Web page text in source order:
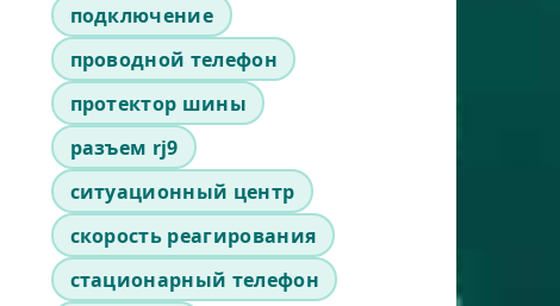
подключение
проводной телефон
протектор шины
разъем rj9
ситуационный центр
скорость реагирования
стационарный телефон